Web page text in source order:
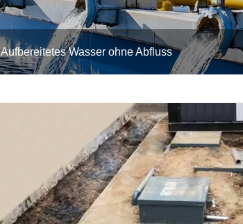
Aufbereitetes Wasser ohne Abfluss